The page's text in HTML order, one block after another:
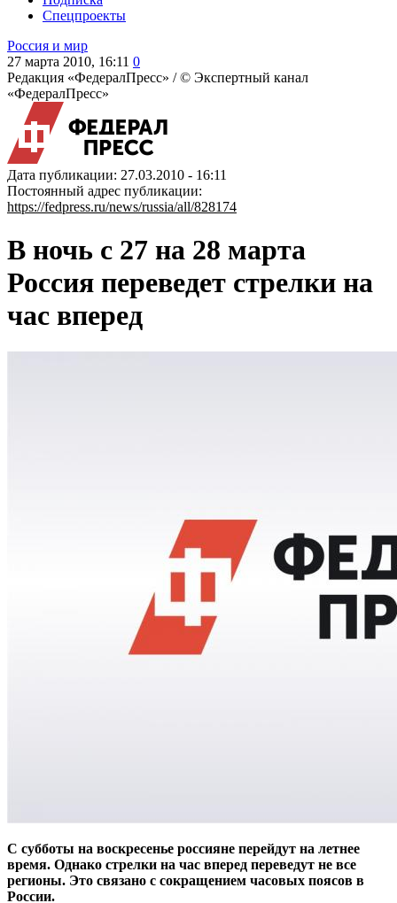
Спецпроекты
Россия и мир
27 марта 2010, 16:11 0
Редакция «ФедералПресс» /© Экспертный канал
«ФедералПресс»
Дата публикации: 27.03.2010 - 16:11
Постоянный адрес публикации:
https://fedpress.ru/news/russia/all/828174
В ночь с 27 на 28 марта
Россия переведет стрелки на
час вперед
С субботы на воскресенье россияне перейдут на летнее
время. Однако стрелки на час вперед переведут не все
регионы. Это связано с сокращением часовых поясов в
России.